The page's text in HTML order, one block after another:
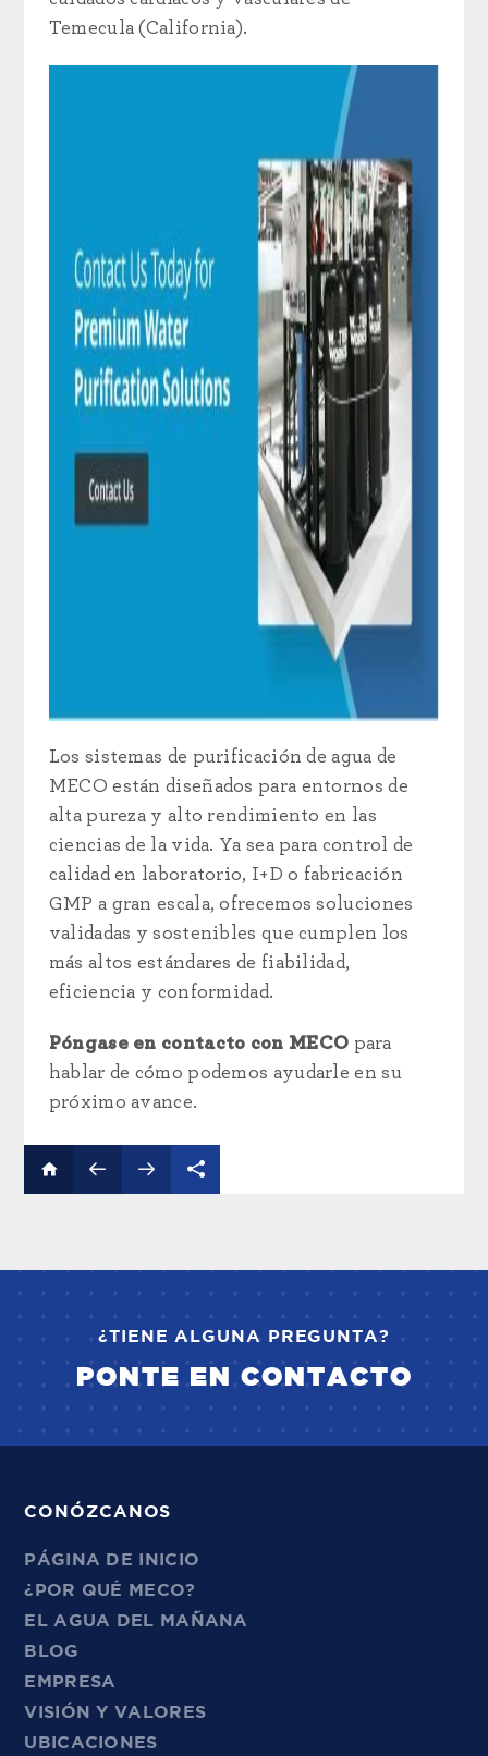
Temecula (California).
Los sistemas de purificación de agua de
MECO están diseñados para entornos de
alta pureza y alto rendimiento en las
ciencias de la vida. Ya sea para control de
calidad en laboratorio, I+D o fabricación
GMP a gran escala, ofrecemos soluciones
validadas y sostenibles que cumplen los
más altos estándares de fiabilidad,
eficiencia y conformidad.
Póngase en contacto con MECO para
hablar de cómo podemos ayudarle en su
próximo avance.
¿TIENE ALGUNA PREGUNTA?
PONTE EN CONTACTO
CONÓZCANOS
PÁGINA DE INICIO
¿POR QUÉ MECO?
EL AGUA DEL MAÑANA
BLOG
EMPRESA
VISIÓN Y VALORES
UBICACIONES